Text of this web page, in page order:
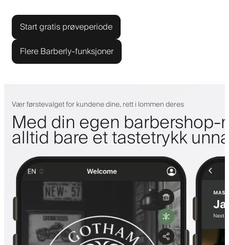
Start gratis prøveperiode
Flere Barberly-funksjoner
Vær førstevalget for kundene dine, rett i lommen deres
Med din egen
alltid bare et tastetrykk